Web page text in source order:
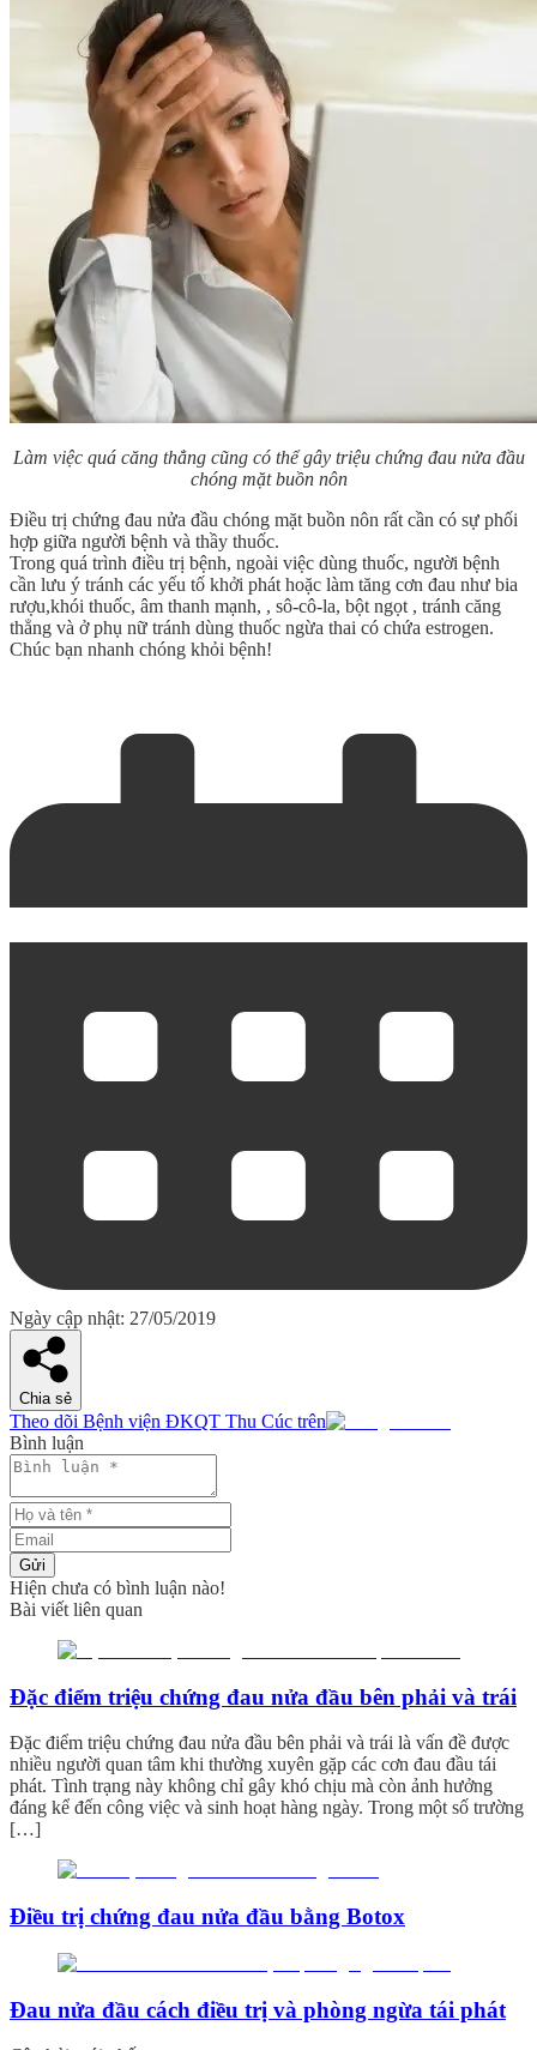
Làm việc quá căng thẳng cũng có thể gây triệu chứng đau nửa đầu
chóng mặt buồn nôn
Điều trị chứng đau nửa đầu chóng mặt buồn nôn rất cần có sự phối
hợp giữa người bệnh và thầy thuốc.
Trong quá trình điều trị bệnh, ngoài việc dùng thuốc, người bệnh
cần lưu ý tránh các yếu tố khởi phát hoặc làm tăng cơn đau như bia
rượu,khói thuốc, âm thanh mạnh, , sô-cô-la, bột ngọt , tránh căng
thẳng và ở phụ nữ tránh dùng thuốc ngừa thai có chứa estrogen.
Chúc bạn nhanh chóng khỏi bệnh!
Ngày cập nhật: 27/05/2019
Chia sẻ
Theo dõi Bệnh viện ĐKQT Thu Cúc trên
Bình luận
Gửi
Hiện chưa có bình luận nào!
Bài viết liên quan
Đặc điểm triệu chứng đau nửa đầu bên phải và trái
Đặc điểm triệu chứng đau nửa đầu bên phải và trái là vấn đề được
nhiều người quan tâm khi thường xuyên gặp các cơn đau đầu tái
phát. Tình trạng này không chỉ gây khó chịu mà còn ảnh hưởng
đáng kể đến công việc và sinh hoạt hàng ngày. Trong một số trường
[…]
Điều trị chứng đau nửa đầu bằng Botox
Đau nửa đầu cách điều trị và phòng ngừa tái phát